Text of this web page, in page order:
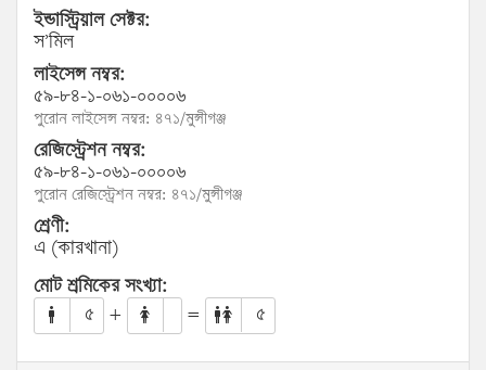
ইন্ডাস্ট্রিয়াল সেক্টর:
স’মিল
লাইসেন্স নম্বর:
৫৯-৮৪-১-০৬১-০০০০৬
পুরোন লাইসেন্স নম্বর: ৪৭১/মুন্সীগঞ্জ
রেজিস্ট্রেশন নম্বর:
৫৯-৮৪-১-০৬১-০০০০৬
পুরোন রেজিস্ট্রেশন নম্বর: ৪৭১/মুন্সীগঞ্জ
শ্রেণী:
এ (কারখানা)
মোট শ্রমিকের সংখ্যা:
৫
+ = ৫